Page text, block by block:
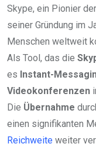
Skype, ein Pionier der
seiner Gründung im
Menschen weltweit
Als Tool, das die
es Instant-
Videokonferenzen
Die Übernahme
einen signifikanten
Reichweite weiter